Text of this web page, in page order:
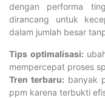
dengan performa
dirancang untuk
dalam jumlah besar
Tips optimalisasi:
mempercepat proses
Tren terbaru: banyak
ppm karena terbukti